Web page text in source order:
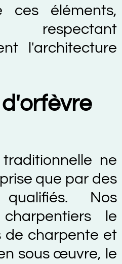
ces éléments,
l'architecture
ne
que par des
qualifiés. Nos
le
de charpente et
sous œuvre, le